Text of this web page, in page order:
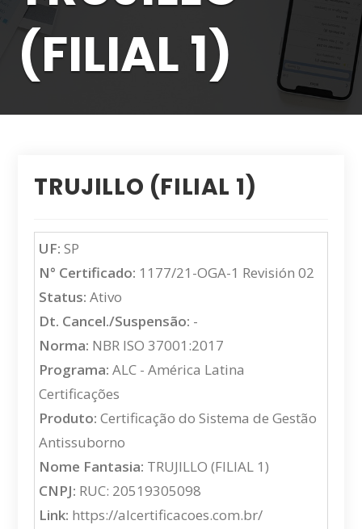
(FILIAL 1)
TRUJILLO (FILIAL 1)
UF: SP
N° Certificado: 1177/21-OGA-1 Revisión 02
Status: Ativo
Dt. Cancel./Suspensão: -
Norma: NBR ISO 37001:2017
Programa: ALC - América Latina
Certificações
Produto: Certificação do Sistema de Gestão
Antissuborno
Nome Fantasia: TRUJILLO (FILIAL 1)
CNPJ: RUC: 20519305098
Link: https://alcertificacoes.com.br/